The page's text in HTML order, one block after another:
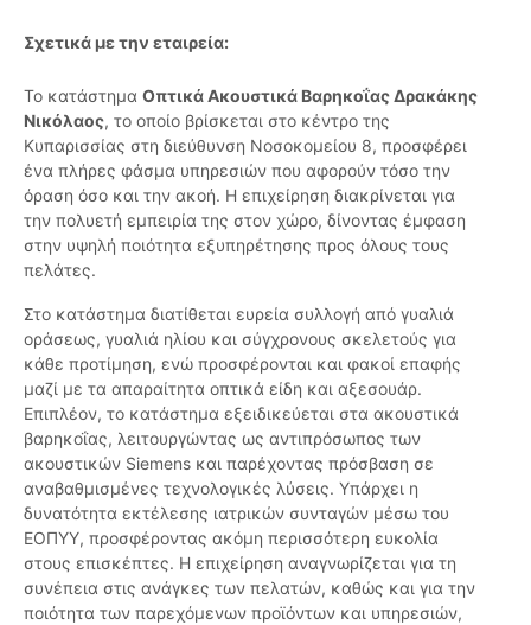
Σχετικά με την εταιρεία:
Το κατάστημα Οπτικά Ακουστικά Βαρηκοΐας Δρακάκης
Νικόλαος, το οποίο βρίσκεται στο κέντρο της
Κυπαρισσίας στη διεύθυνση Νοσοκομείου 8, προσφέρει
ένα πλήρες φάσμα υπηρεσιών που αφορούν τόσο την
όραση όσο και την ακοή. Η επιχείρηση διακρίνεται για
την πολυετή εμπειρία της στον χώρο, δίνοντας έμφαση
στην υψηλή ποιότητα εξυπηρέτησης προς όλους τους
πελάτες.
Στο κατάστημα διατίθεται ευρεία συλλογή από γυαλιά
οράσεως, γυαλιά ηλίου και σύγχρονους σκελετούς για
κάθε προτίμηση, ενώ προσφέρονται και φακοί επαφής
μαζί με τα απαραίτητα οπτικά είδη και αξεσουάρ.
Επιπλέον, το κατάστημα εξειδικεύεται στα ακουστικά
βαρηκοΐας, λειτουργώντας ως αντιπρόσωπος των
ακουστικών Siemens και παρέχοντας πρόσβαση σε
αναβαθμισμένες τεχνολογικές λύσεις. Υπάρχει η
δυνατότητα εκτέλεσης ιατρικών συνταγών μέσω του
ΕΟΠΥΥ, προσφέροντας ακόμη περισσότερη ευκολία
στους επισκέπτες. Η επιχείρηση αναγνωρίζεται για τη
συνέπεια στις ανάγκες των πελατών, καθώς και για την
ποιότητα των παρεχόμενων προϊόντων και υπηρεσιών,